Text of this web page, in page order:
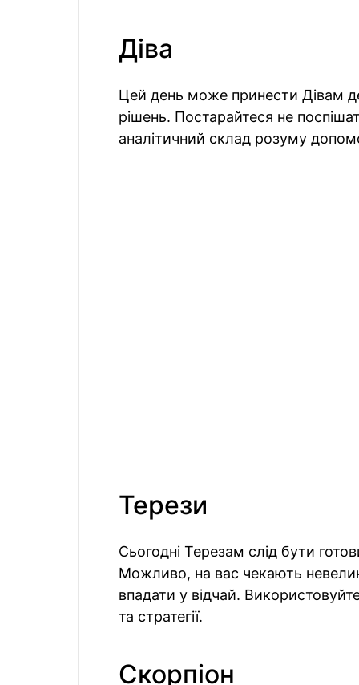
Діва
Цей день може принести Дівам
рішень. Постарайтеся не
аналітичний склад розуму
Терези
Сьогодні Терезам слід бути
Можливо, на вас чекають
впадати у відчай.
та стратегії.
Скорпіон